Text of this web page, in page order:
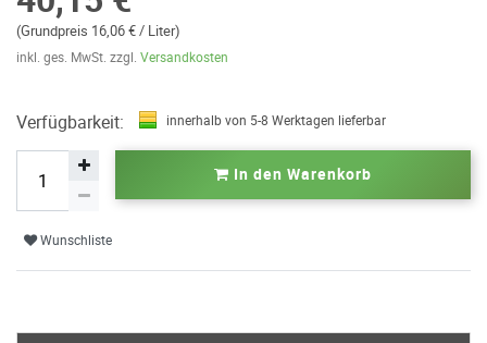
(Grundpreis 16,06 € / Liter)
inkl. ges. MwSt. zzgl. Versandkosten
Verfügbarkeit: innerhalb von 5-8 Werktagen lieferbar
In den Warenkorb
Wunschliste